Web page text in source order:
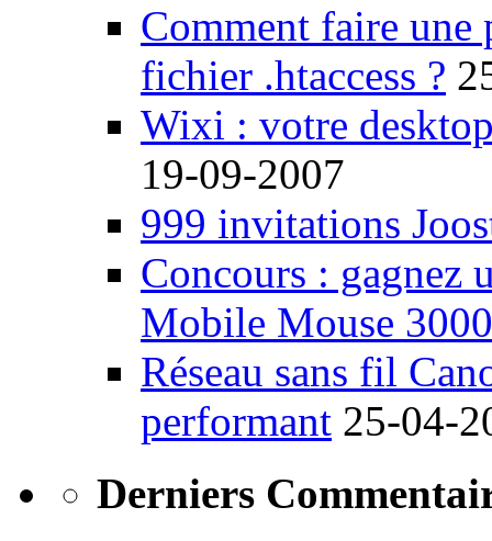
Comment faire une
fichier .htaccess ?
Wixi : votre
19-09-2007
999 invitations
Concours : gagnez
Mobile Mouse 3000
Réseau sans fil
performant 25-04-
Derniers